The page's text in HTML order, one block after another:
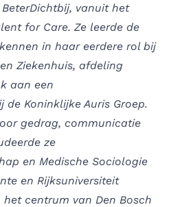
vanuit het
for Care. Ze leerde de
in haar eerdere rol bij
Ziekenhuis, afdeling
aan een
Koninklijke Auris Groep.
gedrag, communicatie
ze
en Medische Sociologie
en Rijksuniversiteit
centrum van Den Bosch